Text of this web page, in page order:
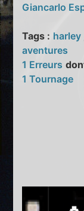
Giancarlo
Tags : harley
aventures
1 Erreurs
1 Tournage